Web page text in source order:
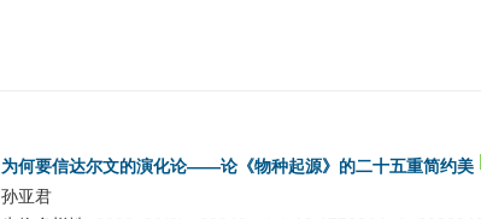
为何要信达尔文的演化论——论《物种起源》的二十五重简约美
孙亚君